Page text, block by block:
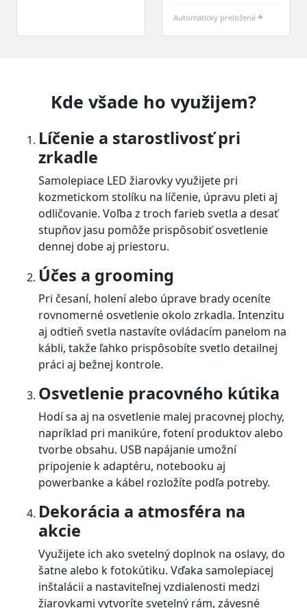
Automaticky preložené +
Kde všade ho využijem?
Líčenie a starostlivosť pri
zrkadle
Samolepiace LED žiarovky využijete pri
kozmetickom stolíku na líčenie, úpravu pleti aj
odličovanie. Voľba z troch farieb svetla a desať
stupňov jasu pomôže prispôsobiť osvetlenie
dennej dobe aj priestoru.
Účes a grooming
Pri česaní, holení alebo úprave brady oceníte
rovnomerné osvetlenie okolo zrkadla. Intenzitu
aj odtieň svetla nastavíte ovládacím panelom na
kábli, takže ľahko prispôsobíte svetlo detailnej
práci aj bežnej kontrole.
Osvetlenie pracovného kútika
Hodí sa aj na osvetlenie malej pracovnej plochy,
napríklad pri manikúre, fotení produktov alebo
tvorbe obsahu. USB napájanie umožní
pripojenie k adaptéru, notebooku aj
powerbanke a kábel rozložíte podľa potreby.
Dekorácia a atmosféra na
akcie
Využijete ich ako svetelný doplnok na oslavy, do
šatne alebo k fotokútiku. Vďaka samolepiacej
inštalácii a nastaviteľnej vzdialenosti medzi
žiarovkami vytvoríte svetelný rám, závesné